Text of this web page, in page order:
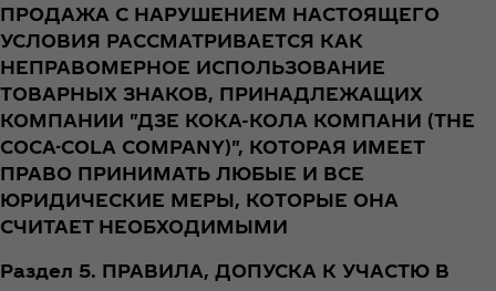
ПРОДАЖА С НАРУШЕНИЕМ НАСТОЯЩЕГО
УСЛОВИЯ РАССМАТРИВАЕТСЯ КАК
НЕПРАВОМЕРНОЕ ИСПОЛЬЗОВАНИЕ
ТОВАРНЫХ ЗНАКОВ, ПРИНАДЛЕЖАЩИХ
КОМПАНИИ "ДЗЕ КОКА-КОЛА КОМПАНИ (THE
COCA-COLA COMPANY)", КОТОРАЯ ИМЕЕТ
ПРАВО ПРИНИМАТЬ ЛЮБЫЕ И ВСЕ
ЮРИДИЧЕСКИЕ МЕРЫ, КОТОРЫЕ ОНА
СЧИТАЕТ НЕОБХОДИМЫМИ
Раздел 5. ПРАВИЛА, ДОПУСКА К УЧАСТЮ В